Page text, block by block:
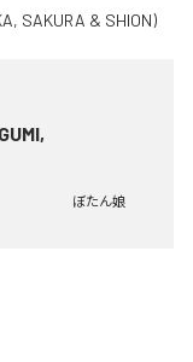
ぼたん娘